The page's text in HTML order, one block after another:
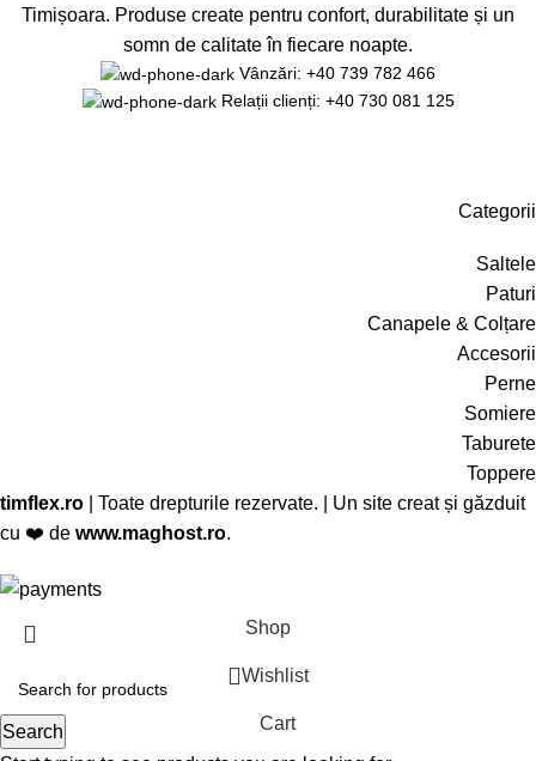
Timișoara. Produse create pentru confort, durabilitate și un
somn de calitate în fiecare noapte.
Vânzări: +40 739 782 466
Relații clienți: +40 730 081 125
Categorii
Saltele
Paturi
Canapele & Colțare
Accesorii
Perne
Somiere
Taburete
Toppere
timflex.ro | Toate drepturile rezervate. | Un site creat și găzduit
cu ❤️ de www.maghost.ro.
Search
Shop
Wishlist
Cart